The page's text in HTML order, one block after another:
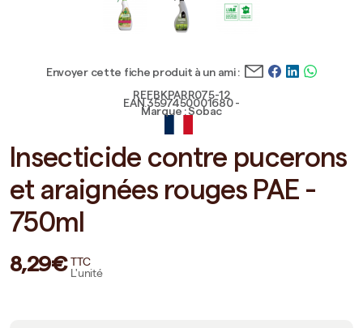
Marque : Sobac
EAN.3597450001680 -
REF.BKPARR075-12
Envoyer cette fiche produit à un ami :
Insecticide contre pucerons
et araignées rouges PAE -
750ml
8,29€ TTC
L'unité